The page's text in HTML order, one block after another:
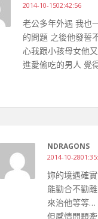
2014-10-1502:42:56
老公多年外遇 我也
的問題 之後他發誓
心我跟小孩母女他
進愛偷吃的男人 覺
NDRAGONS
2014-10-
妳的境遇確
能勸合不勸
來治他等等…
但感情問題